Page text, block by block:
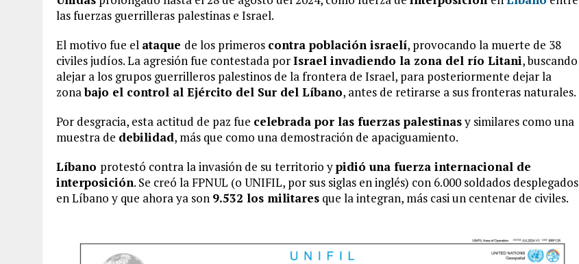
las fuerzas guerrilleras palestinas e Israel.
El motivo fue el ataque de los primeros contra población israelí, provocando la muerte de 38
civiles judíos. La agresión fue contestada porIsrael invadiendo la zona del río Litani, buscando
alejar a los grupos guerrilleros palestinos de la frontera de Israel, para posteriormente dejar la
zonabajo el control al Ejército del Sur del Líbano, antes de retirarse a sus fronteras naturales.
Por desgracia, esta actitud de paz fue celebrada por las fuerzas palestinasy similares como una
muestra de debilidad, más que como una demostración de apaciguamiento.
Líbano protestó contra la invasión de su territorio ypidió una fuerza internacional de
interposición. Se creó la FPNUL (o UNIFIL, por sus siglas en inglés) con 6.000 soldados desplegados
en Líbano y que ahora ya son 9.532 los militares que la integran, más casi un centenar de civiles.